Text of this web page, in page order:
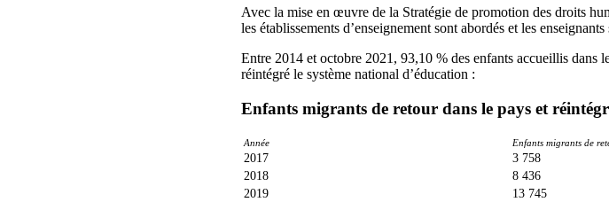
Avec la mise en œuvre de la Stratégie de promotion des droits
les établissements d’enseignement sont abordés et les
Entre 2014 et octobre 2021, 93,10 % des enfants accueillis dans
réintégré le système national d’éducation :
Enfants migrants de retour dans le pays et
Année Enfants migrants de
2017 3 758
2018
8 436
2019
13 745